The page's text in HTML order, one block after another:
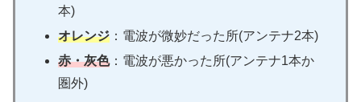
本)
オレンジ ：電波が微妙だった所(アンテナ2本)
赤・灰色：電波が悪かった所(アンテナ1本か
圏外)